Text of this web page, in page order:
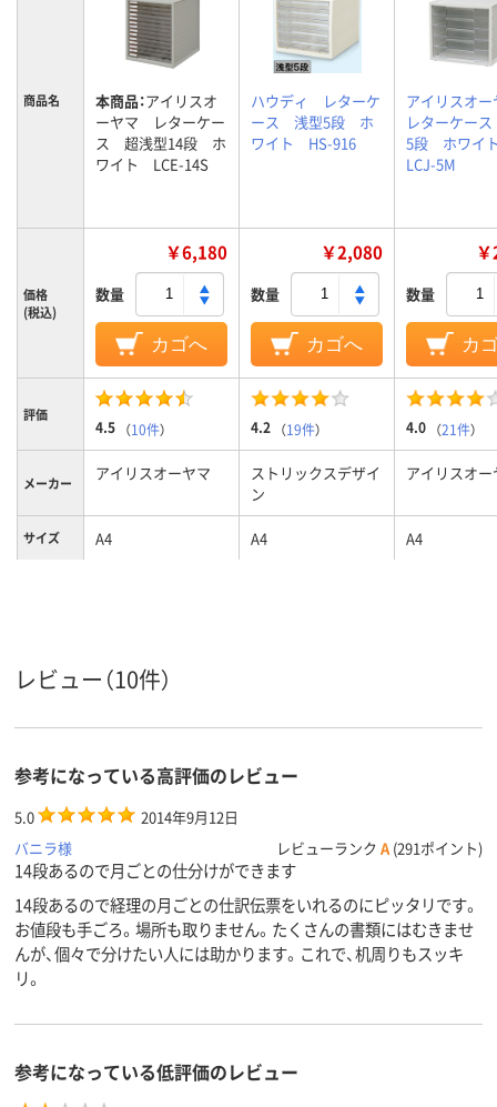
商品名 本商品：アイリスオ
ーヤマ レターケー
ス 超浅型14段 ホ
ワイト LCE-14S
ハウディ レターケ
ース 浅型5段 ホ
ワイト HS-916
アイリスオ
レターケー
5段 ホワ
LCJ-5M
価格
(税込)
￥6,180
数量
カゴへ
￥2,080
数量
カゴへ
数量
カ
評価
4.5 （10件） 4.2 （19件） 4.0 （21件）
メーカー アイリスオーヤマ
ストリックスデザイ
ン
アイリスオー
サイズ A4 A4 A4
段数 14
レビュー（10件）
参考になっている高評価のレビュー
5.0
2014年9月12日
バニラ様
レビューランク A (291ポイント)
14段あるので月ごとの仕分けができます
14段あるので経理の月ごとの仕訳伝票をいれるのにピッタリです。
お値段も手ごろ。場所も取りません。たくさんの書類にはむきませ
んが、個々で分けたい人には助かります。これで、机周りもスッキ
リ。
参考になっている低評価のレビュー